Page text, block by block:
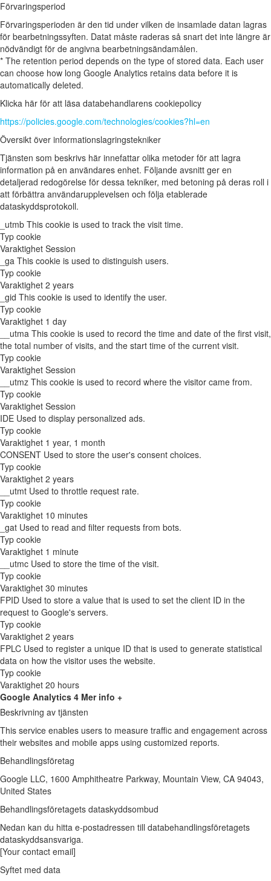
Förvaringsperiod
Förvaringsperioden är den tid under vilken de insamlade datan lagras
för bearbetningssyften. Datat måste raderas så snart det inte längre är
nödvändigt för de angivna bearbetningsändamålen.
* The retention period depends on the type of stored data. Each user
can choose how long Google Analytics retains data before it is
automatically deleted.
Klicka här för att läsa databehandlarens cookiepolicy
https://policies.google.com/technologies/cookies?hl=en
Översikt över informationslagringstekniker
Tjänsten som beskrivs här innefattar olika metoder för att lagra
information på en användares enhet. Följande avsnitt ger en
detaljerad redogörelse för dessa tekniker, med betoning på deras roll i
att förbättra användarupplevelsen och följa etablerade
dataskyddsprotokoll.
_utmb This cookie is used to track the visit time.
Typ cookie
Varaktighet Session
_ga This cookie is used to distinguish users.
Typ cookie
Varaktighet 2 years
_gid This cookie is used to identify the user.
Typ cookie
Varaktighet 1 day
__utma This cookie is used to record the time and date of the first visit,
the total number of visits, and the start time of the current visit.
Typ cookie
Varaktighet Session
__utmz This cookie is used to record where the visitor came from.
Typ cookie
Varaktighet Session
IDE Used to display personalized ads.
Typ cookie
Varaktighet 1 year, 1 month
CONSENT Used to store the user's consent choices.
Typ cookie
Varaktighet 2 years
__utmt Used to throttle request rate.
Typ cookie
Varaktighet 10 minutes
_gat Used to read and filter requests from bots.
Typ cookie
Varaktighet 1 minute
__utmc Used to store the time of the visit.
Typ cookie
Varaktighet 30 minutes
FPID Used to store a value that is used to set the client ID in the
request to Google's servers.
Typ cookie
Varaktighet 2 years
FPLC Used to register a unique ID that is used to generate statistical
data on how the visitor uses the website.
Typ cookie
Varaktighet 20 hours
Google Analytics 4 Mer info +
Beskrivning av tjänsten
This service enables users to measure traffic and engagement across
their websites and mobile apps using customized reports.
Behandlingsföretag
Google LLC, 1600 Amphitheatre Parkway, Mountain View, CA 94043,
United States
Behandlingsföretagets dataskyddsombud
Nedan kan du hitta e-postadressen till databehandlingsföretagets
dataskyddsansvariga.
[Your contact email]
Syftet med data